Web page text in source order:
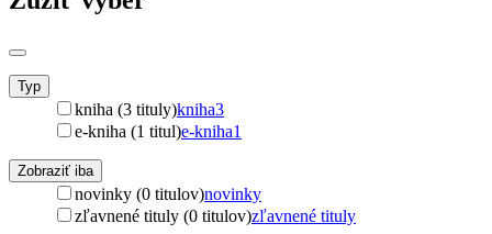
Typ
kniha (3 tituly)kniha3
e-kniha (1 titul)e-kniha1
Zobraziť iba
novinky (0 titulov)novinky
zľavnené tituly (0 titulov)zľavnené tituly